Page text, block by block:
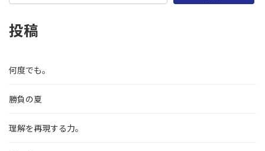
投稿
何度でも。
勝負の夏
理解を再現する力。